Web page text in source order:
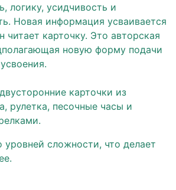
логику, усидчивость и
Новая информация усваивается
читает карточку. Это авторская
новую форму подачи
карточки из
рулетка, песочные часы и
уровней сложности, что делает